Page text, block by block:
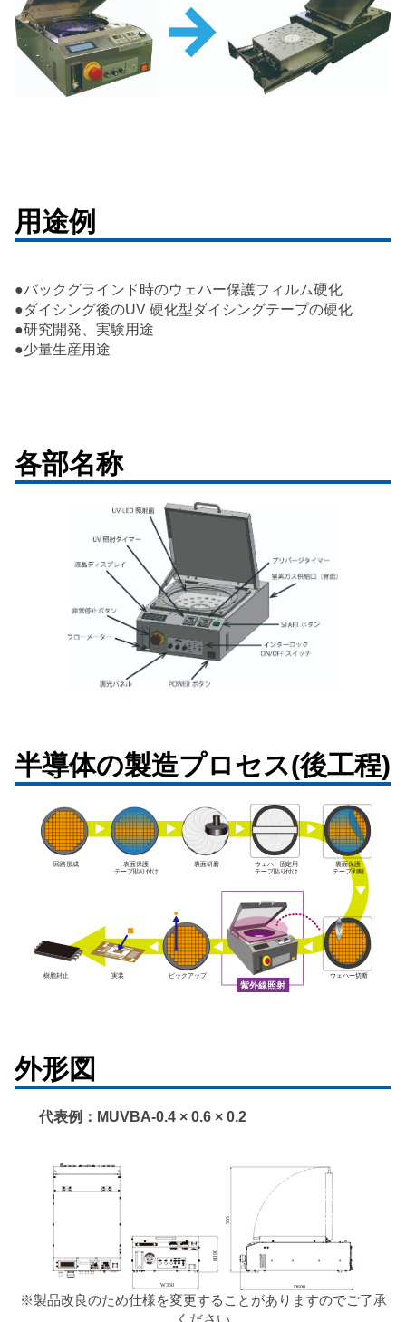
用途例
●バックグラインド時のウェハー保護フィルム硬化
●ダイシング後のUV 硬化型ダイシングテープの硬化
●研究開発、実験用途
●少量生産用途
各部名称
半導体の製造プロセス(後工程)
外形図
代表例：MUVBA-0.4 × 0.6 × 0.2
※製品改良のため仕様を変更することがありますのでご了承
ください